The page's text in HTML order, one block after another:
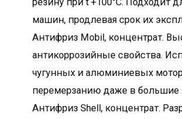
машин, продлевая срок их
Антифриз Mobil, концентрат.
антикоррозийные свойства.
чугунных и алюминиевых
перемерзанию даже в большие
Антифриз Shell, концентрат.